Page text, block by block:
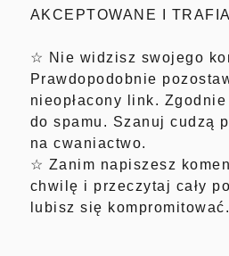
AKCEPTOWANE I
☆ Nie widzisz swojego
Prawdopodobnie
nieopłacony link.
do spamu. Szanuj cudzą
na cwaniactwo.
☆ Zanim napiszesz
chwilę i przeczytaj cały
lubisz się kompromitować.